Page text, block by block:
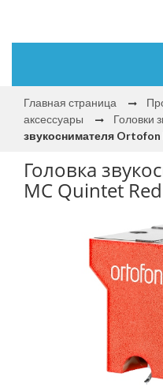
Главная страница
аксессуары
Головки
звукоснимателя
Головка
MC Quintet